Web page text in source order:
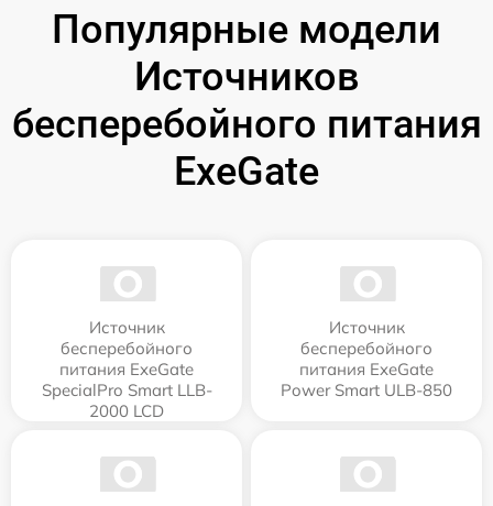
Популярные модели
Источников
бесперебойного питания
ExeGate
Источник
бесперебойного
питания ExeGate
SpecialPro Smart LLB-
2000 LCD
Источник
бесперебойного
питания ExeGate
Power Smart ULB-850